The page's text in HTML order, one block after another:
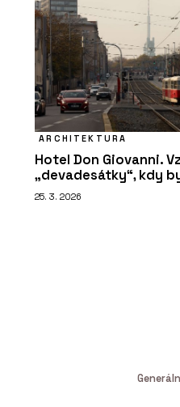
ARCHITEKTURA
Hotel Don Giovanni.
„devadesátky“, kdy
25. 3. 2026